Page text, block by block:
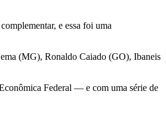
e essa foi uma
(MG), Ronaldo Caiado (GO), Ibaneis
Federal — e com uma série de